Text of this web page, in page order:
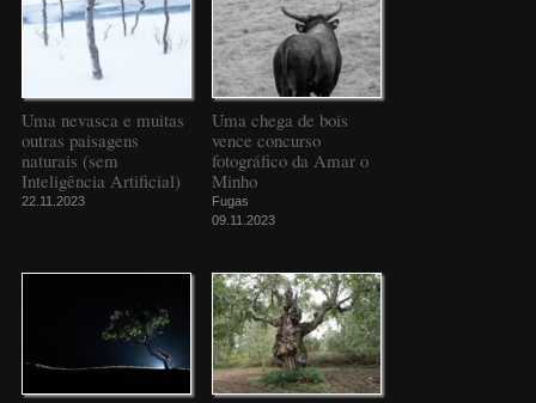
Uma nevasca e muitas
outras paisagens
naturais (sem
Inteligência Artificial)
22.11.2023
Uma chega de bois
vence concurso
fotográfico da Amar o
Minho
Fugas
09.11.2023